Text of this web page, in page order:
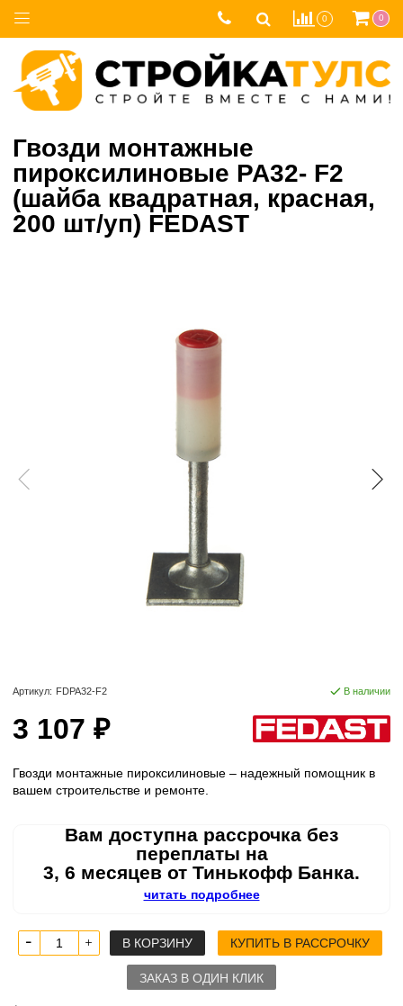
0 0
Гвозди монтажные
пироксилиновые PA32- F2
(шайба квадратная, красная,
200 шт/уп) FEDAST
Артикул: FDPA32-F2 В наличии
3 107 ₽
Гвозди монтажные пироксилиновые – надежный помощник в
вашем строительстве и ремонте.
Вам доступна рассрочка без
переплаты на
3, 6 месяцев от Тинькофф Банка.
читать подробнее
В КОРЗИНУ КУПИТЬ В РАССРОЧКУ
ЗАКАЗ В ОДИН КЛИК